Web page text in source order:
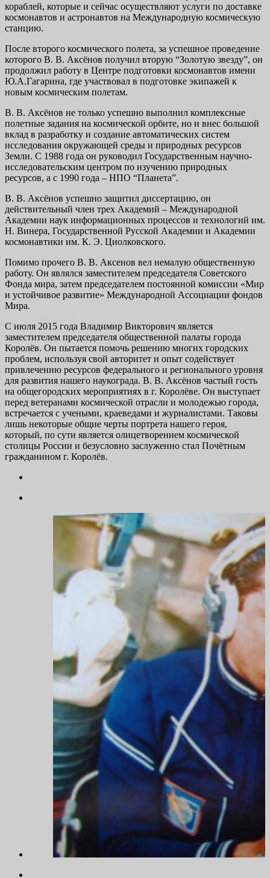
кораблей, которые и сейчас осуществляют услуги по доставке
космонавтов и астронавтов на Международную космическую
станцию.
После второго космического полета, за успешное проведение
которого В. В. Аксёнов получил вторую “Золотую звезду”, он
продолжил работу в Центре подготовки космонавтов имени
Ю.А.Гагарина, где участвовал в подготовке экипажей к
новым космическим полетам.
В. В. Аксёнов не только успешно выполнил комплексные
полетные задания на космической орбите, но и внес большой
вклад в разработку и создание автоматических систем
исследования окружающей среды и природных ресурсов
Земли. С 1988 года он руководил Государственным научно-
исследовательским центром по изучению природных
ресурсов, а с 1990 года – НПО “Планета”.
В. В. Аксёнов успешно защитил диссертацию, он
действительный член трех Академий – Международной
Академии наук информационных процессов и технологий им.
Н. Винера, Государственной Русской Академии и Академии
космонавтики им. К. Э. Циолковского.
Помимо прочего В. В. Аксенов вел немалую общественную
работу. Он являлся заместителем председателя Советского
Фонда мира, затем председателем постоянной комиссии «Мир
и устойчивое развитие» Международной Ассоциации фондов
Мира.
С июля 2015 года Владимир Викторович является
заместителем председателя общественной палаты города
Королёв. Он пытается помочь решению многих городских
проблем, используя свой авторитет и опыт содействует
привлечению ресурсов федерального и регионального уровня
для развития нашего наукограда. В. В. Аксёнов частый гость
на общегородских мероприятиях в г. Королёве. Он выступает
перед ветеранами космической отрасли и молодежью города,
встречается с учеными, краеведами и журналистами. Таковы
лишь некоторые общие черты портрета нашего героя,
который, по сути является олицетворением космической
столицы России и безусловно заслуженно стал Почётным
гражданином г. Королёв.